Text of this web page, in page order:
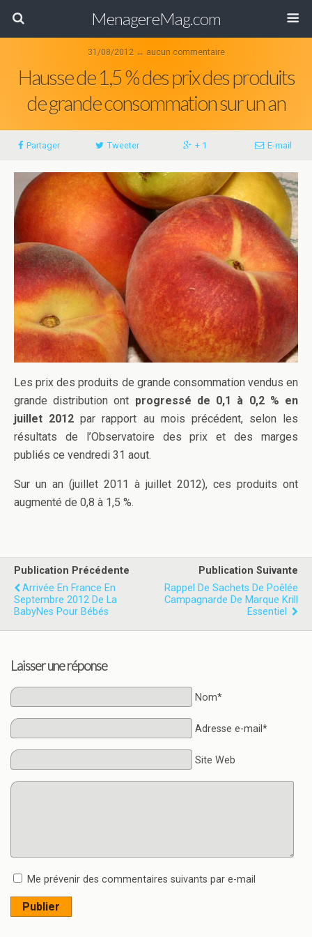
MenagereMag.com
31/08/2012 ↔ aucun commentaire
Hausse de 1,5 % des prix des produits
de grande consommation sur un an
Partager Tweeter + 1 E-mail
Les prix des produits de grande consommation vendus en
grande distribution ont progressé de 0,1 à 0,2 % en
juillet 2012 par rapport au mois précédent, selon les
résultats de l’Observatoire des prix et des marges
publiés ce vendredi 31 aout.
Sur un an (juillet 2011 à juillet 2012), ces produits ont
augmenté de 0,8 à 1,5 %.
Publication Précédente
Arrivée En France En
Septembre 2012 De La
BabyNes Pour Bébés
Publication Suivante
Rappel De Sachets De Poêlée
Campagnarde De Marque Krill
Essentiel
Laisser une réponse
Nom*
Adresse e-mail*
Site Web
Me prévenir des commentaires suivants par e-mail
Publier